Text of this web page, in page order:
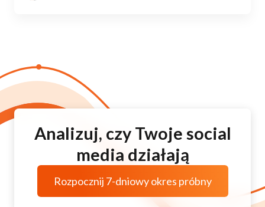
Analizuj, czy Twoje social
media działają
Rozpocznij 7-dniowy okres próbny